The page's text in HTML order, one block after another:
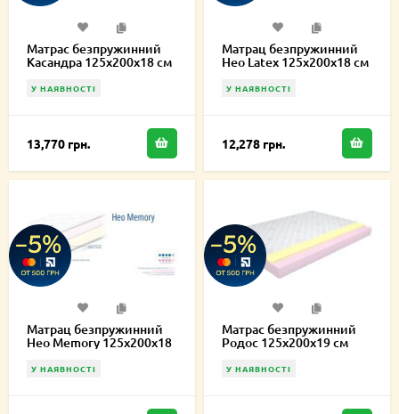
Матрас безпружинний
Касандра 125х200х18 см
У НАЯВНОСТІ
13,770 грн.
Матрац безпружинний
Нео Latex 125х200х18 см
У НАЯВНОСТІ
12,278 грн.
Матрац безпружинний
Нео Memory 125х200х18
У НАЯВНОСТІ
Матрас безпружинний
Родос 125х200х19 см
У НАЯВНОСТІ